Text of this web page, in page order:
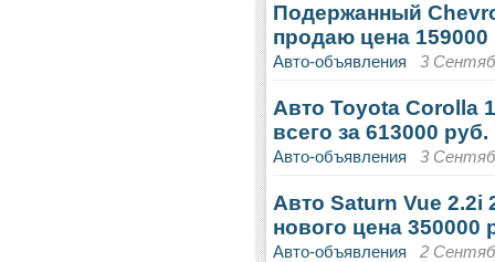
Подержанный
продаю цена 159000
Авто-объявления 3
Авто Toyota Corolla
всего за 613000 руб.
Авто-объявления 3
Авто Saturn Vue 2.2i
нового цена 350000
Авто-объявления 2